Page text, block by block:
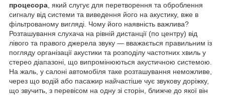
процесора , який слугує для перетворення та оброблення
сигналу від системи та виведення його на акустику, вже в
фільтрованому вигляді. Чому його наявність важлива?
Розташування слухача на рівній дистанції (по центру) від
лівого та правого джерела звуку — вважається правильним із
погляду організації акустики та розподілу частотних хвиль у
стерео діапазоні, що випромінюються акустичною системою.
На жаль, у салоні автомобіля таке розташування неможливе,
через що водій або пасажир найчастіше чує звукову доріжку,
що звучить, з перевісом на одну зі сторін, ближче до якої він